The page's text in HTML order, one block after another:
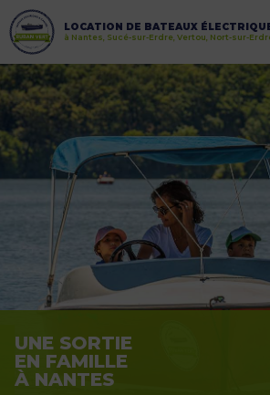
LOCATION DE BATEAUX
à Nantes, Sucé-sur-Erdre, Vertou, Nort-sur-
UNE SORTIE
EN FAMILLE
À NANTES